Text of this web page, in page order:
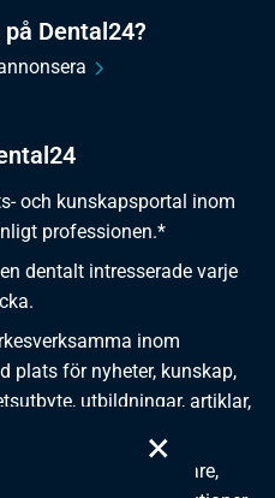
och kunskapsportal inom
professionen.*
dentalt intresserade varje
inom
plats för nyheter, kunskap,
utbildningar, artiklar,
med tandläkare,
Dental24?
×